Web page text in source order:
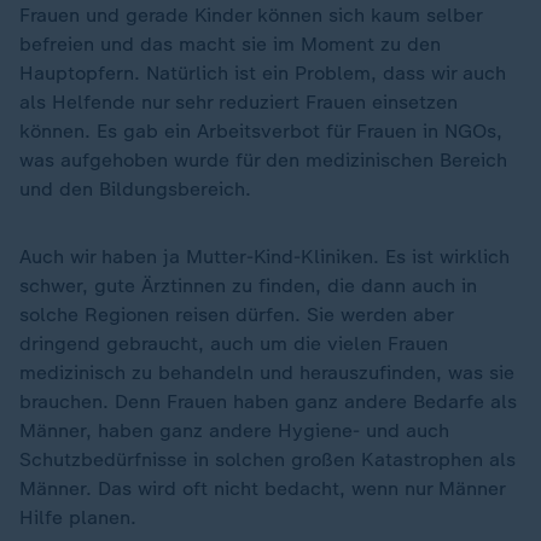
Frauen und gerade Kinder können sich kaum selber
befreien und das macht sie im Moment zu den
Hauptopfern. Natürlich ist ein Problem, dass wir auch
als Helfende nur sehr reduziert Frauen einsetzen
können. Es gab ein Arbeitsverbot für Frauen in NGOs,
was aufgehoben wurde für den medizinischen Bereich
und den Bildungsbereich.
Auch wir haben ja Mutter-Kind-Kliniken. Es ist wirklich
schwer, gute Ärztinnen zu finden, die dann auch in
solche Regionen reisen dürfen. Sie werden aber
dringend gebraucht, auch um die vielen Frauen
medizinisch zu behandeln und herauszufinden, was sie
brauchen. Denn Frauen haben ganz andere Bedarfe als
Männer, haben ganz andere Hygiene- und auch
Schutzbedürfnisse in solchen großen Katastrophen als
Männer. Das wird oft nicht bedacht, wenn nur Männer
Hilfe planen.